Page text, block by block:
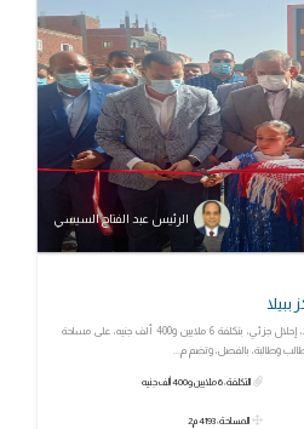
الرئيس عبد الفتاح السيسي
مدرسة ابشان الإعدادية، بمركز ببيلا، إحلال جزئي، بتكلفة 6 ملايين و400 ألف جنيه، على مساحة
التكلفة: 6 ملايين و400 ألف جنيه
المساحة: 4193 م2